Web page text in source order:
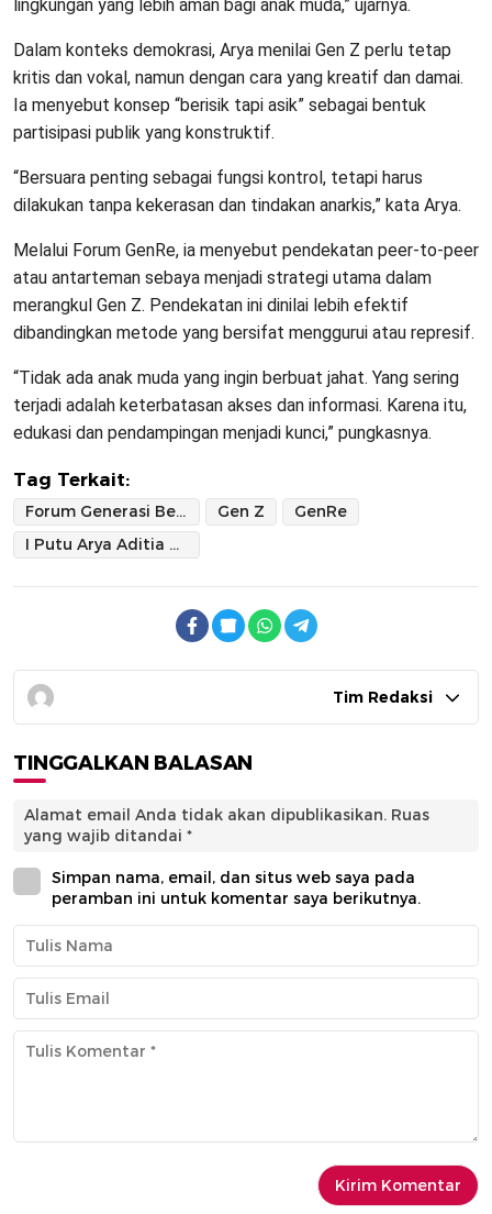
lingkungan yang lebih aman bagi anak muda,” ujarnya.
Dalam konteks demokrasi, Arya menilai Gen Z perlu tetap
kritis dan vokal, namun dengan cara yang kreatif dan damai.
Ia menyebut konsep “berisik tapi asik” sebagai bentuk
partisipasi publik yang konstruktif.
“Bersuara penting sebagai fungsi kontrol, tetapi harus
dilakukan tanpa kekerasan dan tindakan anarkis,” kata Arya.
Melalui Forum GenRe, ia menyebut pendekatan peer-to-peer
atau antarteman sebaya menjadi strategi utama dalam
merangkul Gen Z. Pendekatan ini dinilai lebih efektif
dibandingkan metode yang bersifat menggurui atau represif.
“Tidak ada anak muda yang ingin berbuat jahat. Yang sering
terjadi adalah keterbatasan akses dan informasi. Karena itu,
edukasi dan pendampingan menjadi kunci,” pungkasnya.
Tag Terkait:
Forum Generasi Berencana Gen Z
GenRe
I Putu Arya Aditia Utama
Tim Redaksi
TINGGALKAN BALASAN
Alamat email Anda tidak akan dipublikasikan. Ruas
yang wajib ditandai *
Simpan nama, email, dan situs web saya pada
peramban ini untuk komentar saya berikutnya.